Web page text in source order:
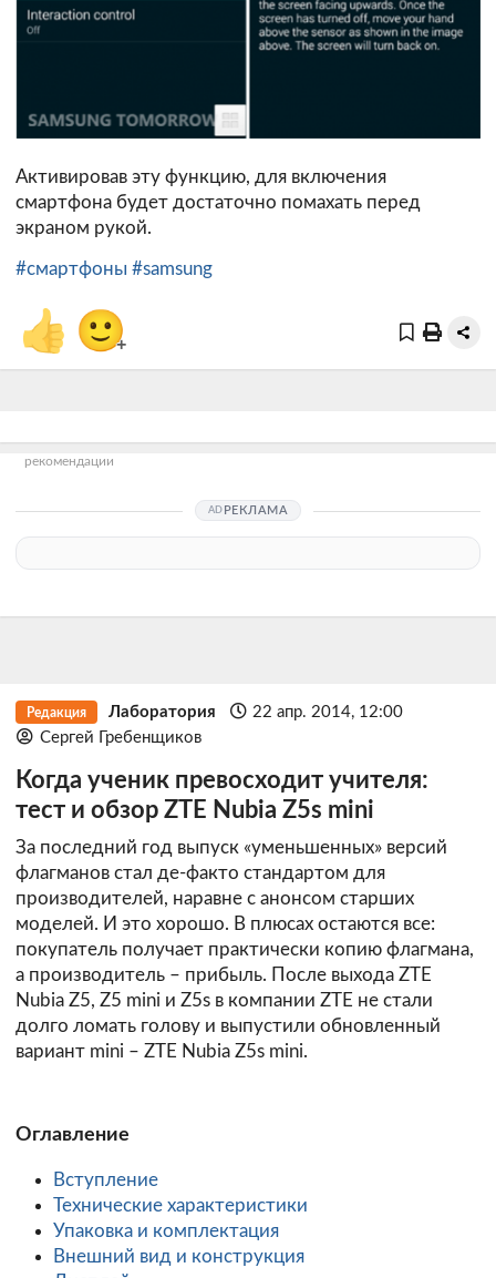
Активировав эту функцию, для включения
смартфона будет достаточно помахать перед
экраном рукой.
#смартфоны #samsung
👍 🙂+
рекомендации
РЕКЛАМА
Редакция Лаборатория
22 апр. 2014, 12:00
Сергей Гребенщиков
Когда ученик превосходит учителя:
тест и обзор ZTE Nubia Z5s mini
За последний год выпуск «уменьшенных» версий
флагманов стал де-факто стандартом для
производителей, наравне с анонсом старших
моделей. И это хорошо. В плюсах остаются все:
покупатель получает практически копию флагмана,
а производитель – прибыль. После выхода ZTE
Nubia Z5, Z5 mini и Z5s в компании ZTE не стали
долго ломать голову и выпустили обновленный
вариант mini – ZTE Nubia Z5s mini.
Оглавление
Вступление
Технические характеристики
Упаковка и комплектация
Внешний вид и конструкция